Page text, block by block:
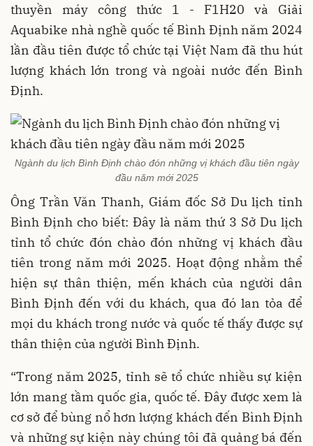
thuyền máy công thức 1 - F1H20 và Giải
Aquabike nhà nghề quốc tế Bình Định năm 2024
lần đầu tiên được tổ chức tại Việt Nam đã thu hút
lượng khách lớn trong và ngoài nước đến Bình
Định.
Ngành du lịch Bình Định chào đón những vị khách đầu tiên ngày
đầu năm mới 2025
Ông Trần Văn Thanh, Giám đốc Sở Du lịch tỉnh
Bình Định cho biết: Đây là năm thứ 3 Sở Du lịch
tỉnh tổ chức đón chào đón những vị khách đầu
tiên trong năm mới 2025. Hoạt động nhằm thể
hiện sự thân thiện, mến khách của người dân
Bình Định đến với du khách, qua đó lan tỏa để
mọi du khách trong nước và quốc tế thấy được sự
thân thiện của người Bình Định.
“Trong năm 2025, tỉnh sẽ tổ chức nhiều sự kiện
lớn mang tầm quốc gia, quốc tế. Đây được xem là
cơ sở để bùng nổ hơn lượng khách đến Bình Định
và những sự kiện này chúng tôi đã quảng bá đến